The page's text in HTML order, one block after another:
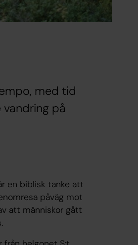
med tid
på
en biblisk tanke att
påväg mot
att människor gått